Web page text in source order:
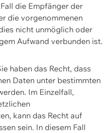
die Empfänger der
die vorgenommenen
nicht unmöglich oder
Aufwand verbunden ist.
haben das Recht, dass
Daten unter bestimmten
Im Einzelfall,
kann das Recht auf
sein. In diesem Fall